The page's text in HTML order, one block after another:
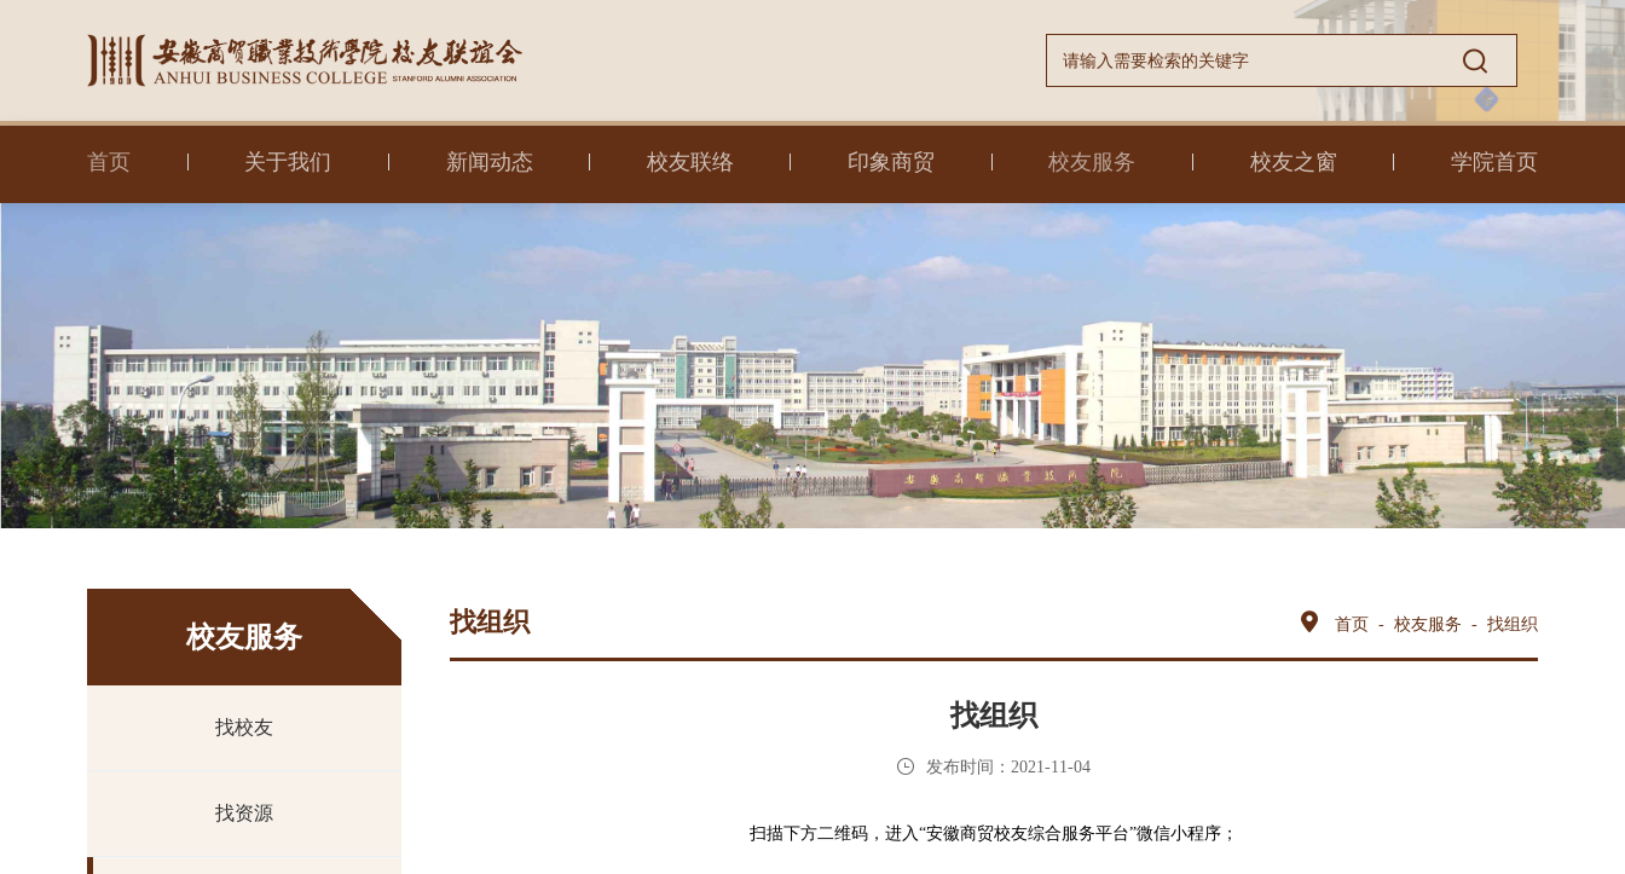
首页 关于我们 新闻动态 校友联络 印象商贸 校友服务 校友之窗 学院首页
校友服务
找校友
找资源
找组织 首页 - 校友服务 - 找组织
找组织
发布时间：2021-11-04
扫描下方二维码，进入“安徽商贸校友综合服务平台”微信小程序；